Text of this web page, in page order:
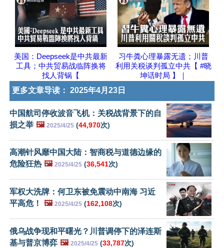
美国：Deepseek是中共最新
工具；中共贸易战临阵换将
找人背锅【
习牛粪心理暴露无遗；川普
利用关税谈判孤立中共【 #晓
坤话时局 】｜
更多文章导读： 2025年4月23日
中国航司停收波音飞机：关税战背景下的自
损之举 🖼️ 2025/4/25 (44,970次)
高潮针风靡中国大陆：智商税与道德边缘的
危险狂热 🖼️ 2025/4/25 (36,541次)
军权大洗牌：何卫东被免震动中南海 习近
平高危！
🖼️ 2025/4/25 (162,108次)
俄乌战争现和平曙光？川普调停下的泽连斯
基与普京博弈 🖼️ 2025/4/25 (33,787次)